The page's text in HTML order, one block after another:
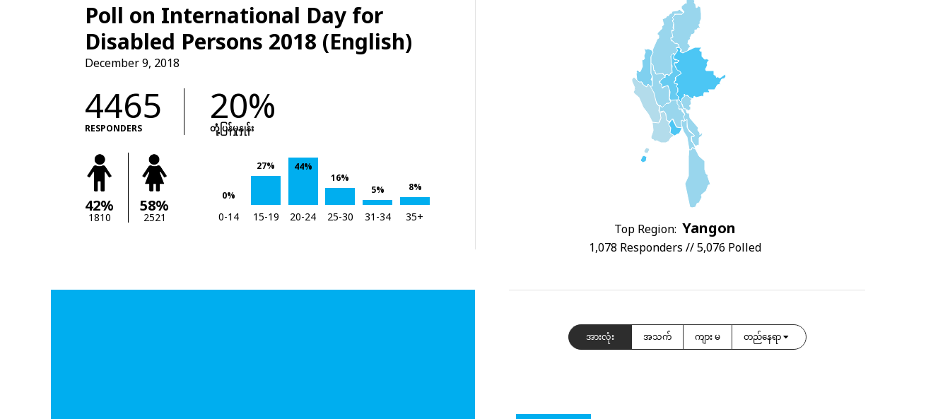
Poll on International Day for
Disabled Persons 2018 (English)
December 9, 2018
4465
RESPONDERS
20%
တုံံ့ပြန်မှုနှုန်း
42%
1810
58%
2521
0%
27%
44%
16%
5%
8%
0-14 15-19 20-24 25-30 31-34 35+
Top Region: Yangon
1,078 Responders // 5,076 Polled
အားလုံး အသက် ကျား မ တည်နေရာ